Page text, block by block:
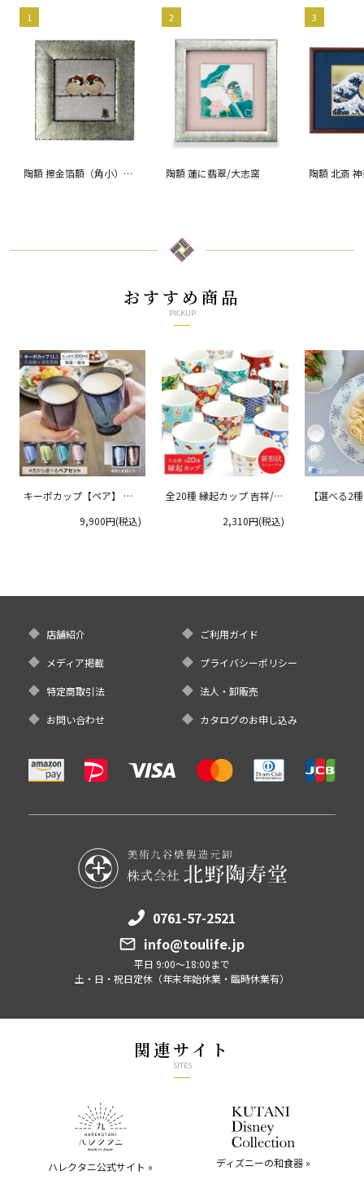
1
陶額 擦金箔額（角小）雪
2
陶額 蓮に翡翠/大志窯
3
陶額 北斎
おすすめ商品
PICKUP
キーポカップ【ペア】 ラ
9,900円(税込)
全20種 縁起カップ 吉祥/青
2,310円(税込)
【選べる2
店舗紹介 ご利用ガイド
メディア掲載 プライバシーポリシー
特定商取引法 法人・卸販売
お問い合わせ カタログのお申し込み
0761-57-2521
info@toulife.jp
平日 9:00～18:00まで
土・日・祝日定休（年末年始休業・臨時休業有）
関連サイト
SITES
ハレクタニ公式サイト » ディズニーの和食器 »